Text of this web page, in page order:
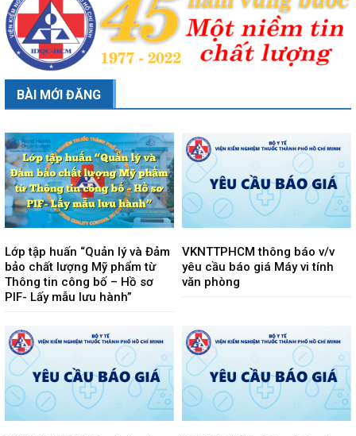
BÀI MỚI ĐĂNG
Lớp tập huấn “Quản lý và Đảm
bảo chất lượng Mỹ phẩm từ
Thông tin công bố – Hồ sơ
PIF- Lấy mẫu lưu hành”
VKNTTPHCM thông báo v/v
yêu cầu báo giá Máy vi tính
văn phòng